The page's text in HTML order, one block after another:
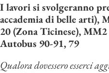
I lavori si svolgeranno
accademia di belle arti),
20 (Zona Ticinese),
Autobus 90-91, 79
Qualora dovessero esserci